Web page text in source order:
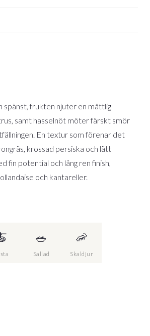
spänst, frukten njuter en måttlig
samt hasselnöt möter färskt smör
En textur som förenar det
krossad persiska och lätt
fin potential och lång ren finish,
och kantareller.
🥗
Sallad
🦐
Skaldjur